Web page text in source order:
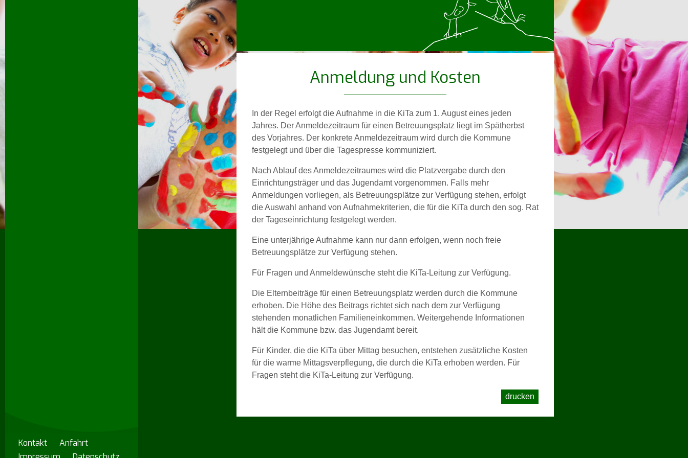
Kontakt
Anfahrt
Anmeldung und Kosten
In der Regel erfolgt die Aufnahme in die KiTa zum 1. August eines jeden
Jahres. Der Anmeldezeitraum für einen Betreuungsplatz liegt im Spätherbst
des Vorjahres. Der konkrete Anmeldezeitraum wird durch die Kommune
festgelegt und über die Tagespresse kommuniziert.
Nach Ablauf des Anmeldezeitraumes wird die Platzvergabe durch den
Einrichtungsträger und das Jugendamt vorgenommen. Falls mehr
Anmeldungen vorliegen, als Betreuungsplätze zur Verfügung stehen, erfolgt
die Auswahl anhand von Aufnahmekriterien, die für die KiTa durch den sog. Rat
der Tageseinrichtung festgelegt werden.
Eine unterjährige Aufnahme kann nur dann erfolgen, wenn noch freie
Betreuungsplätze zur Verfügung stehen.
Für Fragen und Anmeldewünsche steht die KiTa-Leitung zur Verfügung.
Die Elternbeiträge für einen Betreuungsplatz werden durch die Kommune
erhoben. Die Höhe des Beitrags richtet sich nach dem zur Verfügung
stehenden monatlichen Familieneinkommen. Weitergehende Informationen
hält die Kommune bzw. das Jugendamt bereit.
Für Kinder, die die KiTa über Mittag besuchen, entstehen zusätzliche Kosten
für die warme Mittagsverpflegung, die durch die KiTa erhoben werden. Für
Fragen steht die KiTa-Leitung zur Verfügung.
drucken